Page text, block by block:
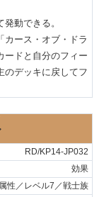
動できる。
カース・オブ・ドラ
ードと自分のフィー
のデッキに戻してフ
RD/KP14-JP032
効果
性／レベル7／戦士族